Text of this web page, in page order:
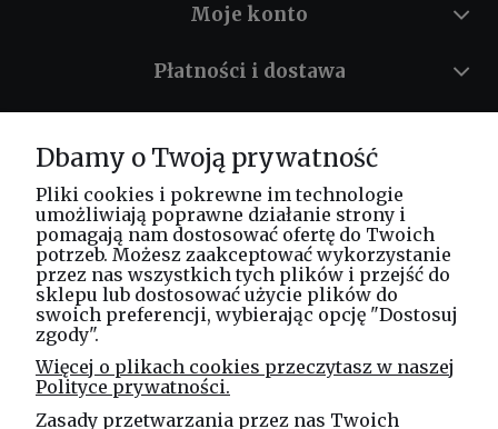
Moje konto
Płatności i dostawa
O nas
Masz pytania? Zadzwoń!
tel. kom. 730 994 188
Spółka Jawna
ul. Technologiczna 44
Dbamy o Twoją prywatność
Pliki cookies i pokrewne im technologie
umożliwiają poprawne działanie strony i
pomagają nam dostosować ofertę do Twoich
potrzeb. Możesz zaakceptować wykorzystanie
przez nas wszystkich tych plików i przejść do
sklepu lub dostosować użycie plików do
swoich preferencji, wybierając opcję "Dostosuj
zgody".
Więcej o plikach cookies przeczytasz w naszej
Polityce prywatności.
Zasady przetwarzania przez nas Twoich